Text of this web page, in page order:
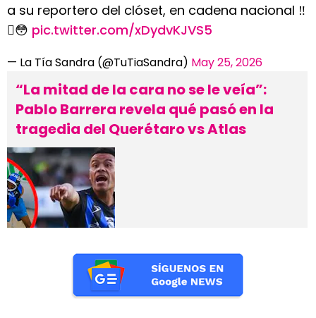
a su reportero del clóset, en cadena nacional ‼️
🫪😳 pic.twitter.com/xDydvKJVS5
— La Tía Sandra (@TuTiaSandra) May 25, 2026
“La mitad de la cara no se le veía”:
Pablo Barrera revela qué pasó en la
tragedia del Querétaro vs Atlas